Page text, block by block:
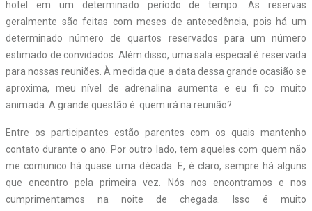
hotel em um determinado período de tempo. As reservas
geralmente são feitas com meses de antecedência, pois há um
determinado número de quartos reservados para um número
estimado de convidados. Além disso, uma sala especial é reservada
para nossas reuniões. À medida que a data dessa grande ocasião se
aproxima, meu nível de adrenalina aumenta e eu fi co muito
animada. A grande questão é: quem irá na reunião?
Entre os participantes estão parentes com os quais mantenho
contato durante o ano. Por outro lado, tem aqueles com quem não
me comunico há quase uma década. E, é claro, sempre há alguns
que encontro pela primeira vez. Nós nos encontramos e nos
cumprimentamos na noite de chegada. Isso é muito